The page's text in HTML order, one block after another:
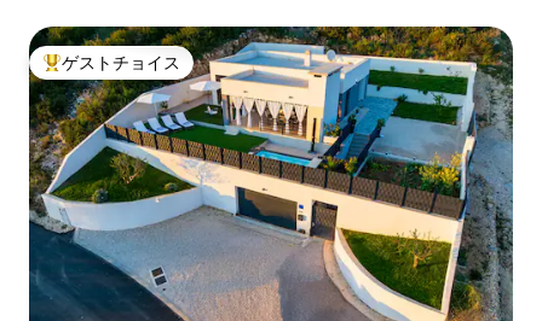
大好評のゲストチョイスです。
ゲストチョイス